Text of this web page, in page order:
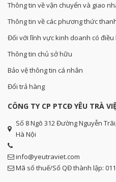
Thông tin về vận chuyển và giao
Thông tin về các phương thức
Đối với lĩnh vực kinh doanh có điều
Thông tin chủ sở hữu
Bảo vệ thông tin cá nhân
Đổi trả hàng
CÔNG TY CP PTCĐ YÊU TRÀ
Số 8 Ngõ 312 Đường Nguyễn
Hà Nội
info@yeutraviet.com
Mã số thuế/Số QĐ thành lập: